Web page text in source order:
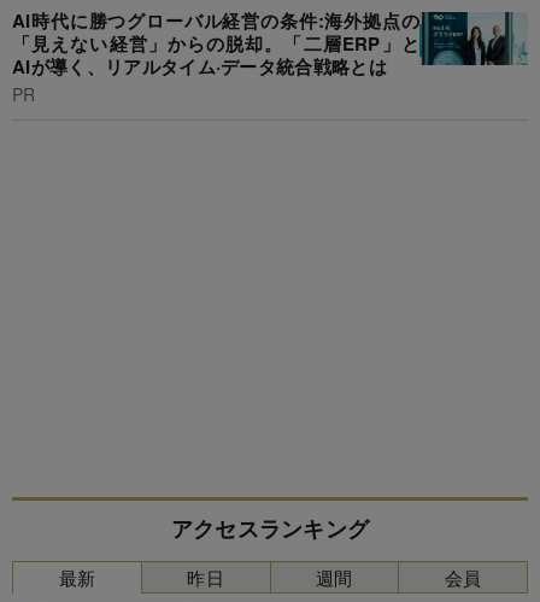
AI時代に勝つグローバル経営の条件:海外拠点の
「見えない経営」からの脱却。「二層ERP」と
AIが導く、リアルタイム·データ統合戦略とは
PR
アクセスランキング
最新 昨日 週間 会員